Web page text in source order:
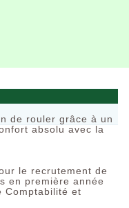
de rouler grâce à un
absolu avec la
le recrutement de
en première année
Comptabilité et